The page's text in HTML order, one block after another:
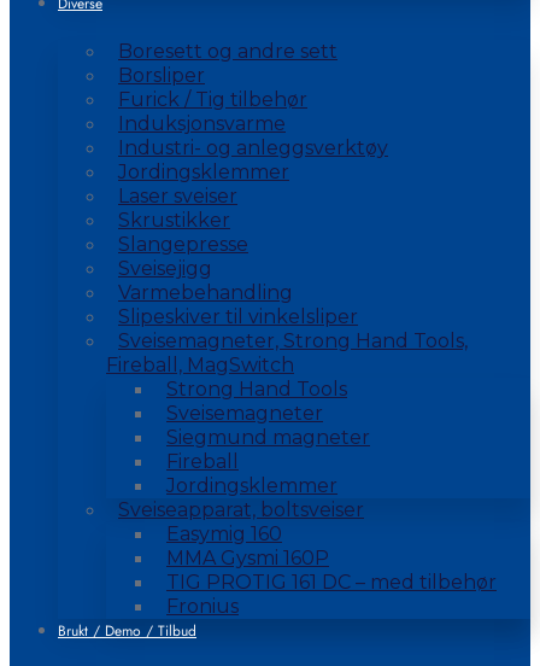
Boresett og andre sett
Borsliper
Furick / Tig tilbehør
Induksjonsvarme
Industri- og anleggsverktøy
Jordingsklemmer
Laser sveiser
Skrustikker
Slangepresse
Sveisejigg
Varmebehandling
Slipeskiver til vinkelsliper
Sveisemagneter, Strong Hand Tools,
Fireball, MagSwitch
Strong Hand Tools
Sveisemagneter
Siegmund magneter
Fireball
Jordingsklemmer
Sveiseapparat, boltsveiser
Easymig 160
MMA Gysmi 160P
TIG PROTIG 161 DC – med tilbehør
Fronius
Brukt / Demo / Tilbud